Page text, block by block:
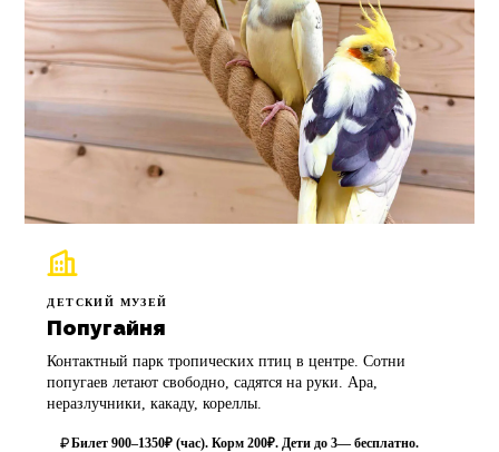
ДЕТСКИЙ МУЗЕЙ
Попугайня
Контактный парк тропических птиц в центре. Сотни
попугаев летают свободно, садятся на руки. Ара,
неразлучники, какаду, кореллы.
Билет 900–1350₽ (час). Корм 200₽. Дети до 3— бесплатно.